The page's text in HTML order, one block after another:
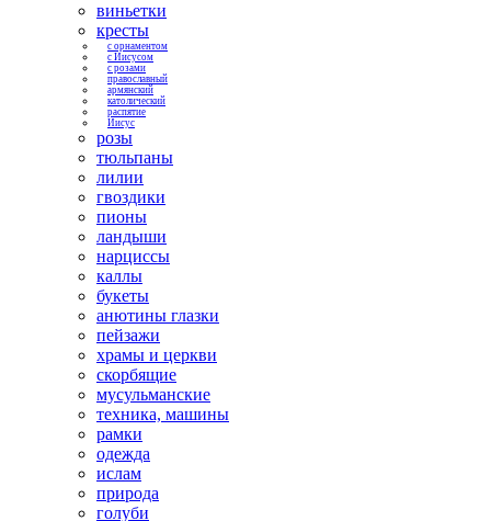
виньетки
кресты
с орнаментом
с Иисусом
с розами
православный
армянский
католический
распятие
Иисус
розы
тюльпаны
лилии
гвоздики
пионы
ландыши
нарциссы
каллы
букеты
анютины глазки
пейзажи
храмы и церкви
скорбящие
мусульманские
техника, машины
рамки
одежда
ислам
природа
голуби